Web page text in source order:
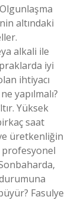
altındaki
alkali ile
iyi
ihtiyacı
yapılmalı?
Yüksek
saat
üretkenliğin
profesyonel
Fasulye